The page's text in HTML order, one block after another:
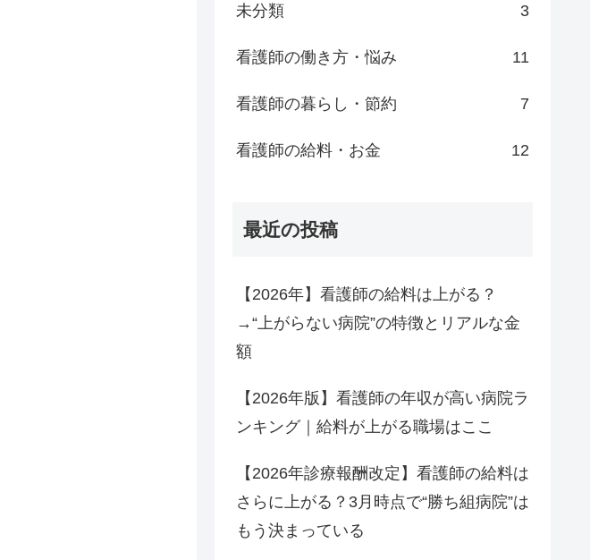
未分類 3
看護師の働き方・悩み 11
看護師の暮らし・節約 7
看護師の給料・お金 12
最近の投稿
【2026年】看護師の給料は上がる？
→“上がらない病院”の特徴とリアルな金
額
【2026年版】看護師の年収が高い病院ラ
ンキング｜給料が上がる職場はここ
【2026年診療報酬改定】看護師の給料は
さらに上がる？3月時点で“勝ち組病院”は
もう決まっている